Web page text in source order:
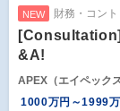
NEW 財務・コン
&A!
APEX（エイペック
1000万円～1999